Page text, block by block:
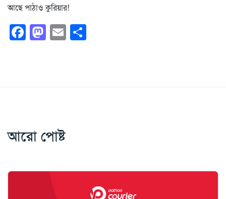
আছে পাঠাও কুরিয়ার!
Facebook
Mastodon
Email
আরো পোষ্ট